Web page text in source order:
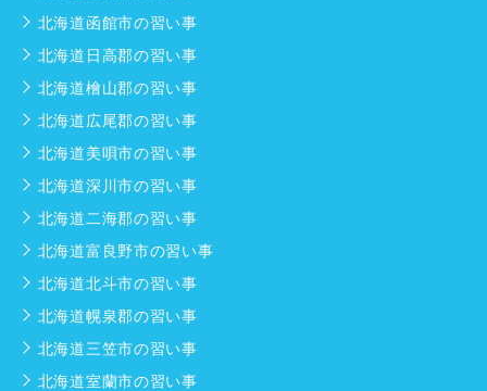
北海道函館市の習い事
北海道日高郡の習い事
北海道檜山郡の習い事
北海道広尾郡の習い事
北海道美唄市の習い事
北海道深川市の習い事
北海道二海郡の習い事
北海道富良野市の習い事
北海道北斗市の習い事
北海道幌泉郡の習い事
北海道三笠市の習い事
北海道室蘭市の習い事